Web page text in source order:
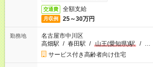
交通費 全額支給
月収例 25～30万円
勤務地
名古屋市中川区
高畑駅 / 春田駅 / 山王(愛知県)駅 / …
サービス付き高齢者向け住宅